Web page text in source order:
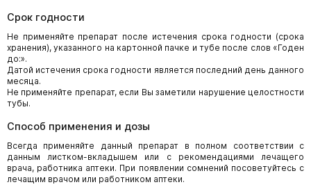
Срок годности
Не применяйте препарат после истечения срока годности (срока
хранения), указанного на картонной пачке и тубе после слов «Годен
до:».
Датой истечения срока годности является последний день данного
месяца.
Не применяйте препарат, если Вы заметили нарушение целостности
тубы.
Способ применения и дозы
Всегда применяйте данный препарат в полном соответствии с
данным листком-вкладышем или с рекомендациями лечащего
врача, работника аптеки. При появлении сомнений посоветуйтесь с
лечащим врачом или работником аптеки.